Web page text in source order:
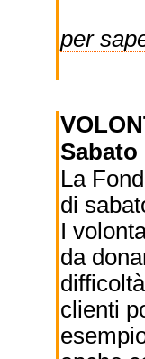
per
Sabato
La
di
I
da
clienti